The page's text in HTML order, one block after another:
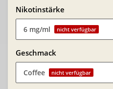
Nikotinstärke
6 mg/ml nicht verfügbar
Geschmack
Coffee nicht verfügbar